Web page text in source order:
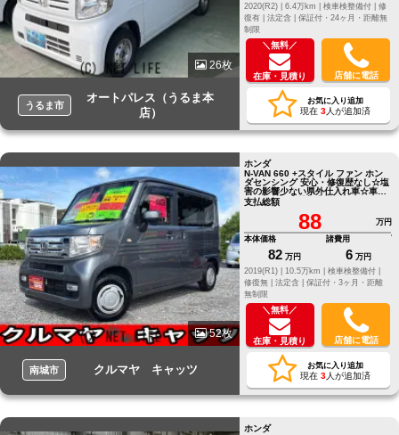
26枚
うるま市
オートパレス（うるま本
店）
2020(R2) |
6.4万km | 検車検整備付 | 修
復有 | 法定含 | 保証付・24ヶ月・距離無
制限
＼無料／
在庫・見積り 店舗に電話
お気に入り追加
現在 3人が追加済
52枚
南城市 クルマヤ キャッツ
ホンダ
N-VAN 660 +スタイル ファン ホン
ダセンシング 安心・修復歴なし☆塩
害の影響少ない県外仕入れ車☆車検
２ヵ年付き☆総額表示
支払総額
88
万円
本体価格
82 万円
諸費用
6 万円
2019(R1) |
10.5万km |
検車検整備付 |
修復無 | 法定含 | 保証付・3ヶ月・距離
無制限
＼無料／
在庫・見積り 店舗に電話
お気に入り追加
現在 3人が追加済
ホンダ